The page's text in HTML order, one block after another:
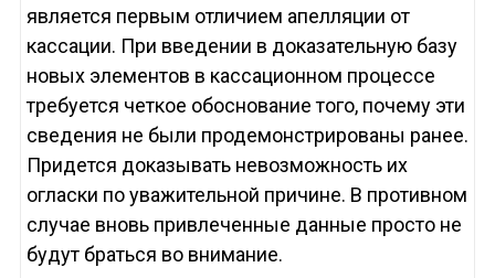
является первым отличием апелляции от
кассации. При введении в доказательную базу
новых элементов в кассационном процессе
требуется четкое обоснование того, почему эти
сведения не были продемонстрированы ранее.
Придется доказывать невозможность их
огласки по уважительной причине. В противном
случае вновь привлеченные данные просто не
будут браться во внимание.